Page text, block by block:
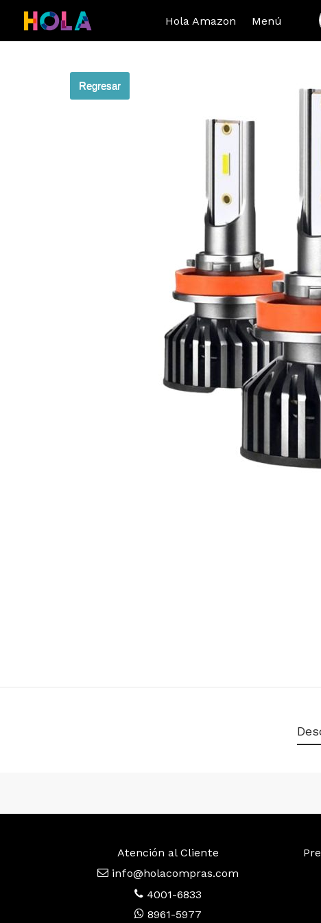
Hola Amazon Menú
Regresar
Atención al Cliente
info@holacompras.com
4001-6833
8961-5977